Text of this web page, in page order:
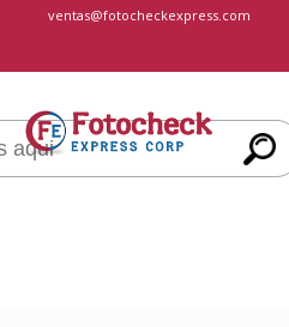
ventas@fotocheckexpress.com
cccccc